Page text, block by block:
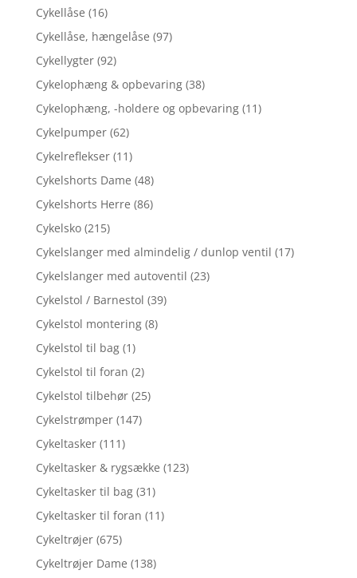
Cykellåse (16)
Cykellåse, hængelåse (97)
Cykellygter (92)
Cykelophæng & opbevaring (38)
Cykelophæng, -holdere og opbevaring (11)
Cykelpumper (62)
Cykelreflekser (11)
Cykelshorts Dame (48)
Cykelshorts Herre (86)
Cykelsko (215)
Cykelslanger med almindelig / dunlop ventil (17)
Cykelslanger med autoventil (23)
Cykelstol / Barnestol (39)
Cykelstol montering (8)
Cykelstol til bag (1)
Cykelstol til foran (2)
Cykelstol tilbehør (25)
Cykelstrømper (147)
Cykeltasker (111)
Cykeltasker & rygsække (123)
Cykeltasker til bag (31)
Cykeltasker til foran (11)
Cykeltrøjer (675)
Cykeltrøjer Dame (138)